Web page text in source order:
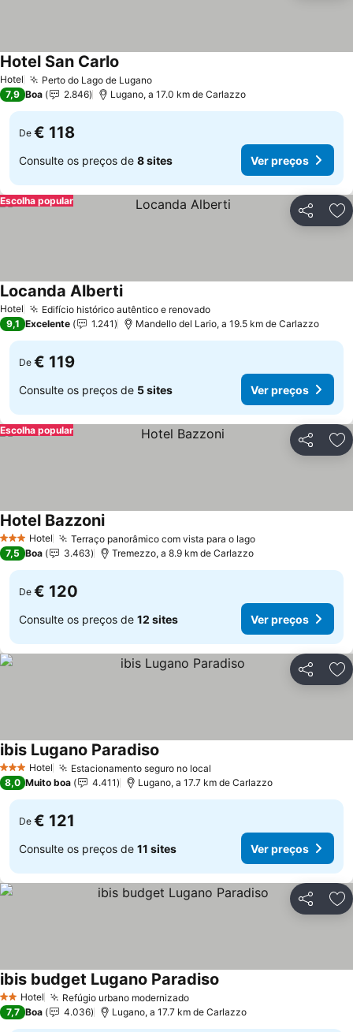
Hotel Perto do Lago de Lugano
Hotel San Carlo
7,9 Boa 2.846 Lugano, a 17.0 km de Carlazzo
De € 118
Consulte os preços de 8 sites Ver preços
Partilhar
Escolha popular
Hotel Edifício histórico autêntico e renovado
Locanda Alberti
9,1 Excelente 1.241 Mandello del Lario, a 19.5 km de Carlazzo
De € 119
Consulte os preços de 5 sites Ver preços
Partilhar
Escolha popular
3 EstrelasHotel Terraço panorâmico com vista para o lago
Hotel Bazzoni
7,5 Boa 3.463 Tremezzo, a 8.9 km de Carlazzo
De € 120
Consulte os preços de 12 sites Ver preços
Partilhar
3 EstrelasHotel Estacionamento seguro no local
ibis Lugano Paradiso
8,0 Muito boa 4.411 Lugano, a 17.7 km de Carlazzo
De € 121
Consulte os preços de 11 sites Ver preços
Partilhar
2 Estrelas
Hotel Refúgio urbano modernizado
ibis budget Lugano Paradiso
7,7 Boa 4.036 Lugano, a 17.7 km de Carlazzo